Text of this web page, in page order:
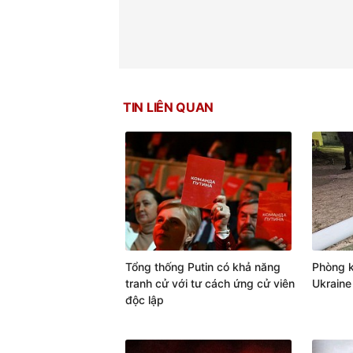
TIN LIÊN QUAN
Tổng thống Putin có khả năng
tranh cử với tư cách ứng cử viên
độc lập
Phòng